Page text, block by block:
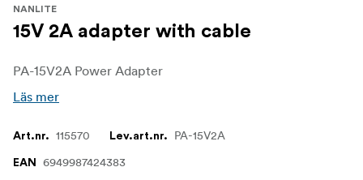
NANLITE
15V 2A adapter with cable
PA-15V2A Power Adapter
Läs mer
Art.nr. 115570 Lev.art.nr. PA-15V2A
EAN 6949987424383